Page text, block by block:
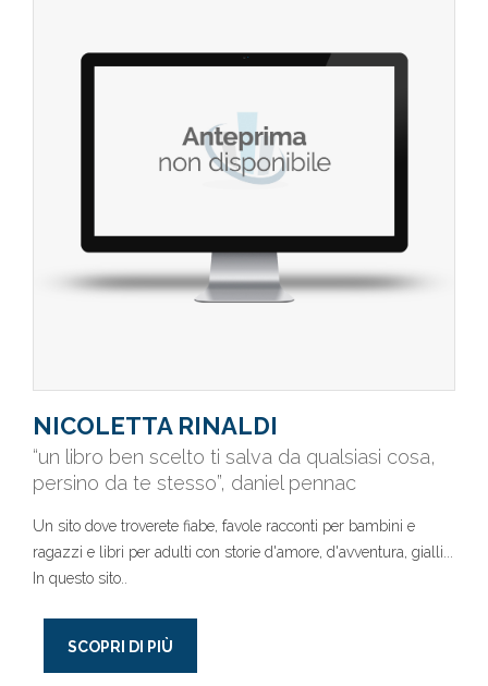
NICOLETTA RINALDI
“un libro ben scelto ti salva da qualsiasi cosa,
persino da te stesso”, daniel pennac
Un sito dove troverete fiabe, favole racconti per bambini e
ragazzi e libri per adulti con storie d'amore, d'avventura, gialli...
In questo sito..
SCOPRI DI PIÙ